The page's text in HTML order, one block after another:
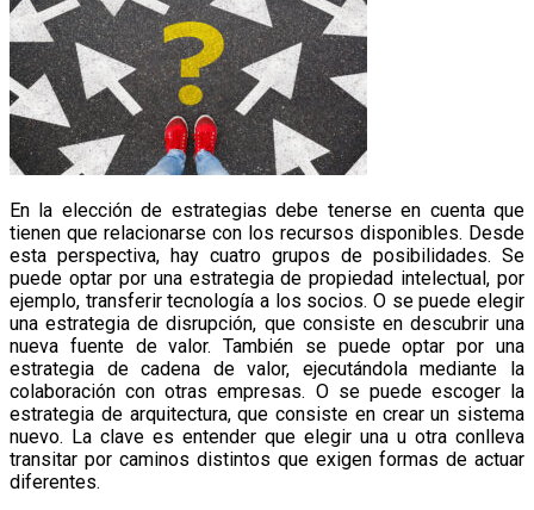
En la elección de estrategias debe tenerse en cuenta que
tienen que relacionarse con los recursos disponibles. Desde
esta perspectiva, hay cuatro grupos de posibilidades. Se
puede optar por una estrategia de propiedad intelectual, por
ejemplo, transferir tecnología a los socios. O se puede elegir
una estrategia de disrupción, que consiste en descubrir una
nueva fuente de valor. También se puede optar por una
estrategia de cadena de valor, ejecutándola mediante la
colaboración con otras empresas. O se puede escoger la
estrategia de arquitectura, que consiste en crear un sistema
nuevo. La clave es entender que elegir una u otra conlleva
transitar por caminos distintos que exigen formas de actuar
diferentes.